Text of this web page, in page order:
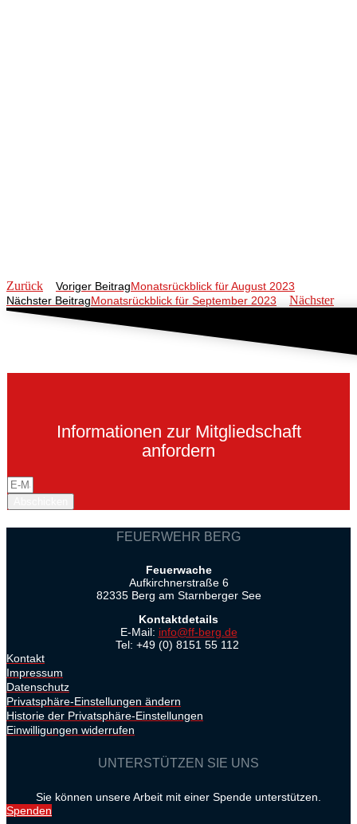
Zurück Voriger BeitragMonatsrückblick für August 2023
Nächster BeitragMonatsrückblick für September 2023 Nächster
Informationen zur Mitgliedschaft
anfordern
FEUERWEHR BERG
Feuerwache
Aufkirchnerstraße 6
82335 Berg am Starnberger See
Kontaktdetails
E-Mail: info@ff-berg.de
Tel: +49 (0) 8151 55 112
Kontakt
Impressum
Datenschutz
Privatsphäre-Einstellungen ändern
Historie der Privatsphäre-Einstellungen
Einwilligungen widerrufen
UNTERSTÜTZEN SIE UNS
Sie können unsere Arbeit mit einer Spende unterstützen.
Spenden